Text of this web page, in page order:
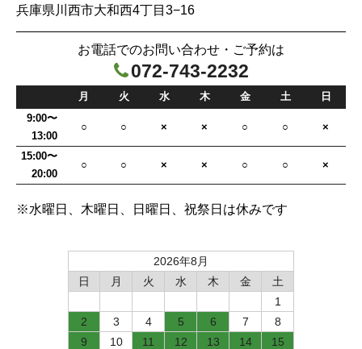
兵庫県川西市大和西4丁目3−16
お電話でのお問い合わせ・ご予約は
072-743-2232
月 火 水 木 金 土
日
9:00〜
13:00
○ ○ × × ○ ○ ×
15:00〜
20:00
○ ○ × × ○ ○ ×
※水曜日、木曜日、日曜日、祝祭日は休みです
2026年8月
日
月 火 水 木 金
土
1
2
3 4 5 6 7
8
9
10 11 12 13 14
15